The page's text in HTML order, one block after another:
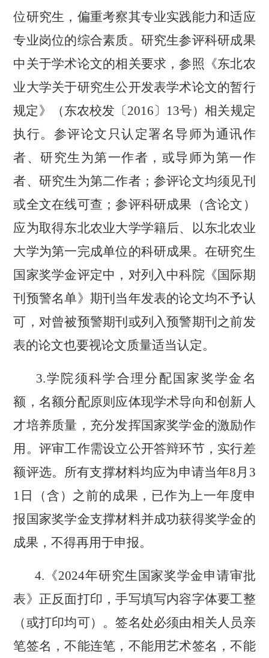
位研究生，偏重考察其专业实践能力和适应
专业岗位的综合素质。 研究生参评科研成果
中关于学术论文的相关要求，参照《东北农
业大学关于研究生公开发表学术论文的暂行
规定》（东农校发〔2016〕13号）相关规定
执行。参评论文只认定署名导师为通讯作
者、研究生为第一作者，或导师为第一作
者、研究生为第二作者；参评论文均须见刊
或全文在线可查；参评科研成果（含论文）
应为取得东北农业大学学籍后、以东北农业
大学为第一完成单位的科研成果。在研究生
国家奖学金评定中，对列入中科院《国际期
刊预警名单》期刊当年发表的论文均不予认
可，对曾被预警期刊或列入预警期刊之前发
表的论文也要视论文质量适当认定。
3.学院须科学合理分配国家奖学金名
额，名额分配原则应体现学术导向和创新人
才培养质量，充分发挥国家奖学金的激励作
用。评审工作需设立公开答辩环节，实行差
额评选。所有支撑材料均应为申请当年8月3
1日（含）之前的成果，已作为上一年度申
报国家奖学金支撑材料并成功获得奖学金的
成果，不得再用于申报。
4.《2024年研究生国家奖学金申请审批
表》正反面打印，手写填写内容字体要工整
（或打印均可） 。签名处必须由相关人员亲
笔签名，不能连笔，不能用艺术签名，不能